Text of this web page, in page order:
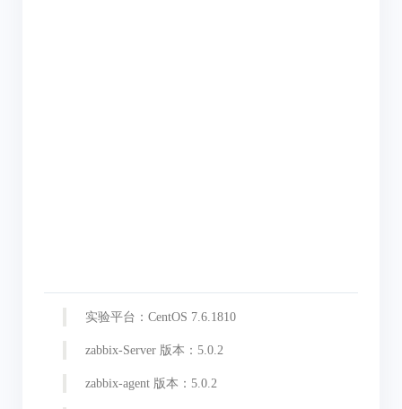
实验平台：CentOS 7.6.1810
zabbix-Server 版本：5.0.2
zabbix-agent 版本：5.0.2